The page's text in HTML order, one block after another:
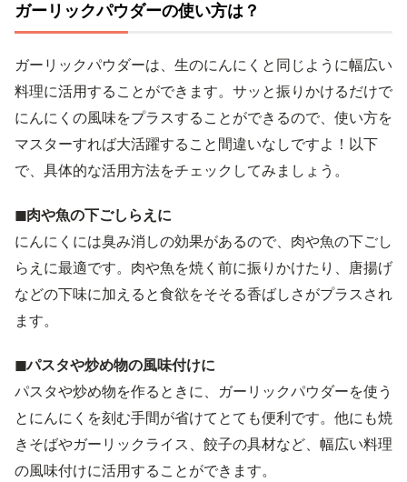
ガーリックパウダーの使い方は？
ガーリックパウダーは、生のにんにくと同じように幅広い
料理に活用することができます。サッと振りかけるだけで
にんにくの風味をプラスすることができるので、使い方を
マスターすれば大活躍すること間違いなしですよ！以下
で、具体的な活用方法をチェックしてみましょう。
◼︎肉や魚の下ごしらえに
にんにくには臭み消しの効果があるので、肉や魚の下ごし
らえに最適です。肉や魚を焼く前に振りかけたり、唐揚げ
などの下味に加えると食欲をそそる香ばしさがプラスされ
ます。
◼︎パスタや炒め物の風味付けに
パスタや炒め物を作るときに、ガーリックパウダーを使う
とにんにくを刻む手間が省けてとても便利です。他にも焼
きそばやガーリックライス、餃子の具材など、幅広い料理
の風味付けに活用することができます。